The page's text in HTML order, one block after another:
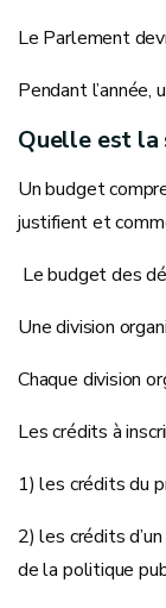
Le Parlement
Pendant
Quelle est la
Un budget
justifient et
Le budget des
Une division
Chaque division
Les crédits à
1) les crédits du
2) les crédits
de la politique